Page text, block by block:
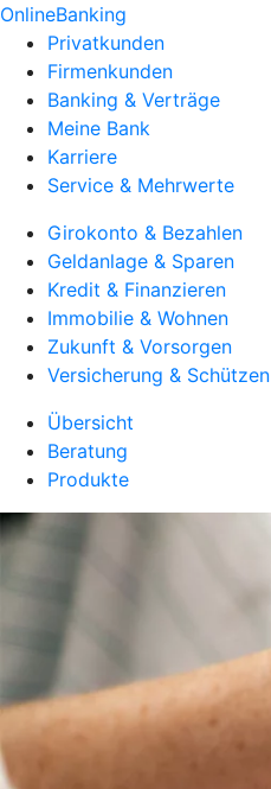
OnlineBanking
Privatkunden
Firmenkunden
Banking & Verträge
Meine Bank
Karriere
Service & Mehrwerte
Girokonto & Bezahlen
Geldanlage & Sparen
Kredit & Finanzieren
Immobilie & Wohnen
Zukunft & Vorsorgen
Versicherung & Schützen
Übersicht
Beratung
Produkte